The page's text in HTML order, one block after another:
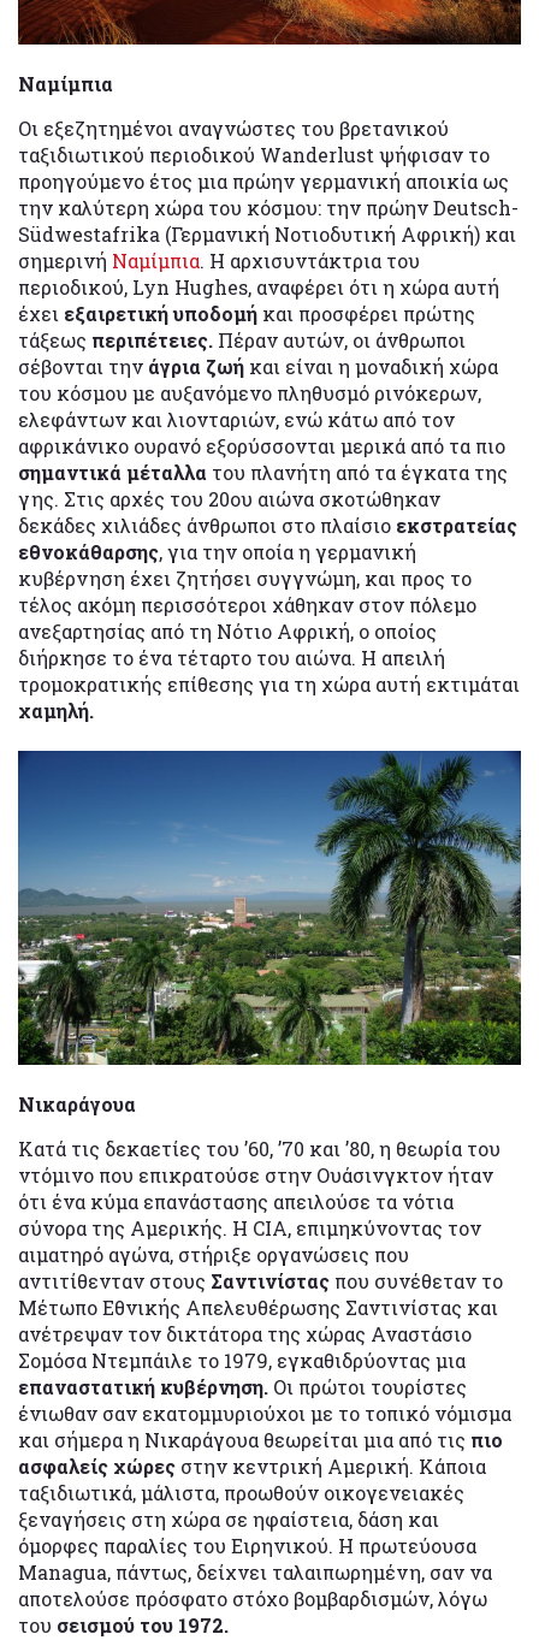
Ναμίμπια
Οι εξεζητημένοι αναγνώστες του βρετανικού
ταξιδιωτικού περιοδικού Wanderlust ψήφισαν το
προηγούμενο έτος μια πρώην γερμανική αποικία ως
την καλύτερη χώρα του κόσμου: την πρώην Deutsch-
Südwestafrika (Γερμανική Νοτιοδυτική Αφρική) και
σημερινή Ναμίμπια. Η αρχισυντάκτρια του
περιοδικού, Lyn Hughes, αναφέρει ότι η χώρα αυτή
έχει εξαιρετική υποδομή και προσφέρει πρώτης
τάξεως περιπέτειες. Πέραν αυτών, οι άνθρωποι
σέβονται την άγρια ζωή και είναι η μοναδική χώρα
του κόσμου με αυξανόμενο πληθυσμό ρινόκερων,
ελεφάντων και λιονταριών, ενώ κάτω από τον
αφρικάνικο ουρανό εξορύσσονται μερικά από τα πιο
σημαντικά μέταλλα του πλανήτη από τα έγκατα της
γης. Στις αρχές του 20ου αιώνα σκοτώθηκαν
δεκάδες χιλιάδες άνθρωποι στο πλαίσιο εκστρατείας
εθνοκάθαρσης, για την οποία η γερμανική
κυβέρνηση έχει ζητήσει συγγνώμη, και προς το
τέλος ακόμη περισσότεροι χάθηκαν στον πόλεμο
ανεξαρτησίας από τη Νότιο Αφρική, ο οποίος
διήρκησε το ένα τέταρτο του αιώνα. Η απειλή
τρομοκρατικής επίθεσης για τη χώρα αυτή εκτιμάται
χαμηλή.
Νικαράγουα
Κατά τις δεκαετίες του ’60, ’70 και ’80, η θεωρία του
ντόμινο που επικρατούσε στην Ουάσινγκτον ήταν
ότι ένα κύμα επανάστασης απειλούσε τα νότια
σύνορα της Αμερικής. Η CIA, επιμηκύνοντας τον
αιματηρό αγώνα, στήριξε οργανώσεις που
αντιτίθενταν στους Σαντινίστας που συνέθεταν το
Μέτωπο Εθνικής Απελευθέρωσης Σαντινίστας και
ανέτρεψαν τον δικτάτορα της χώρας Αναστάσιο
Σομόσα Ντεμπάιλε το 1979, εγκαθιδρύοντας μια
επαναστατική κυβέρνηση. Οι πρώτοι τουρίστες
ένιωθαν σαν εκατομμυριούχοι με το τοπικό νόμισμα
και σήμερα η Νικαράγουα θεωρείται μια από τις πιο
ασφαλείς χώρες στην κεντρική Αμερική. Κάποια
ταξιδιωτικά, μάλιστα, προωθούν οικογενειακές
ξεναγήσεις στη χώρα σε ηφαίστεια, δάση και
όμορφες παραλίες του Ειρηνικού. Η πρωτεύουσα
Managua, πάντως, δείχνει ταλαιπωρημένη, σαν να
αποτελούσε πρόσφατο στόχο βομβαρδισμών, λόγω
του σεισμού του 1972.